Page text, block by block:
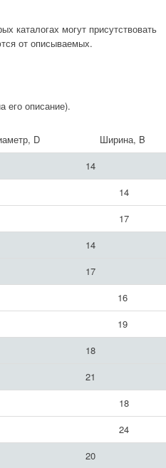
каталогах могут присутствовать
от описываемых.
его описание).
D
Ширина, B
14
14
17
14
17
16
19
18
21
18
24
20